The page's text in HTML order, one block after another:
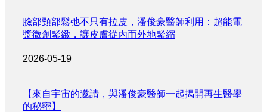
臉部頸部鬆弛不只有拉皮，潘俊豪醫師利用：超能電
漿微創緊緻，讓皮膚從內而外地緊縮
2026-05-19
【來自宇宙的邀請，與潘俊豪醫師一起揭開再生醫學
的秘密】